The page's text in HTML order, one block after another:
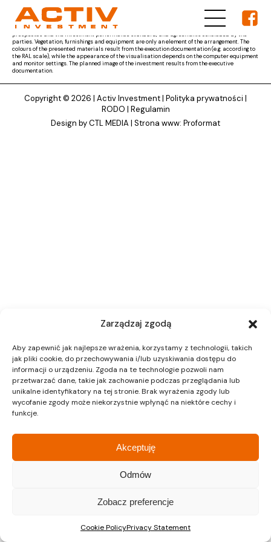
Zarządzaj zgodą
Aby zapewnić jak najlepsze wrażenia, korzystamy z technologii, takich
jak pliki cookie, do przechowywania i/lub uzyskiwania dostępu do
informacji o urządzeniu. Zgoda na te technologie pozwoli nam
przetwarzać dane, takie jak zachowanie podczas przeglądania lub
unikalne identyfikatory na tej stronie. Brak wyrażenia zgody lub
wycofanie zgody może niekorzystnie wpłynąć na niektóre cechy i
funkcje.
Akceptuję
Odmów
Zobacz preferencje
Cookie PolicyPrivacy Statement
The materials presented on ACTIV Investment's website are for reference only and the subject
matter of the developer's obligation results from the parties' agreement and the project
documentation approved by the competent authority, as well as other documents, i.e. the
prospectus and the investment performance standard, and agreements concluded by the
parties. Vegetation, furnishings and equipment are only an element of the arrangement. The
colours of the presented materials result from the execution documentation (e.g. according to
the RAL scale), while the appearance of the visualisation depends on the computer equipment
and monitor settings. The planned image of the investment results from the executive
documentation.
Copyright © 2026 | Activ Investment| Polityka prywatności |
RODO | Regulamin
Design by CTL MEDIA | Strona www: Proformat